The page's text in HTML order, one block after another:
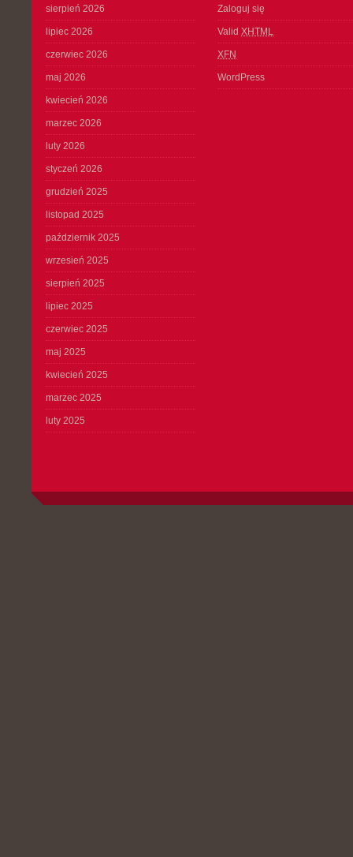
sierpień 2026
lipiec 2026
czerwiec 2026
maj 2026
kwiecień 2026
marzec 2026
luty 2026
styczeń 2026
grudzień 2025
listopad 2025
październik 2025
wrzesień 2025
sierpień 2025
lipiec 2025
czerwiec 2025
maj 2025
kwiecień 2025
marzec 2025
luty 2025
Zaloguj się
Valid XHTML
XFN
WordPress